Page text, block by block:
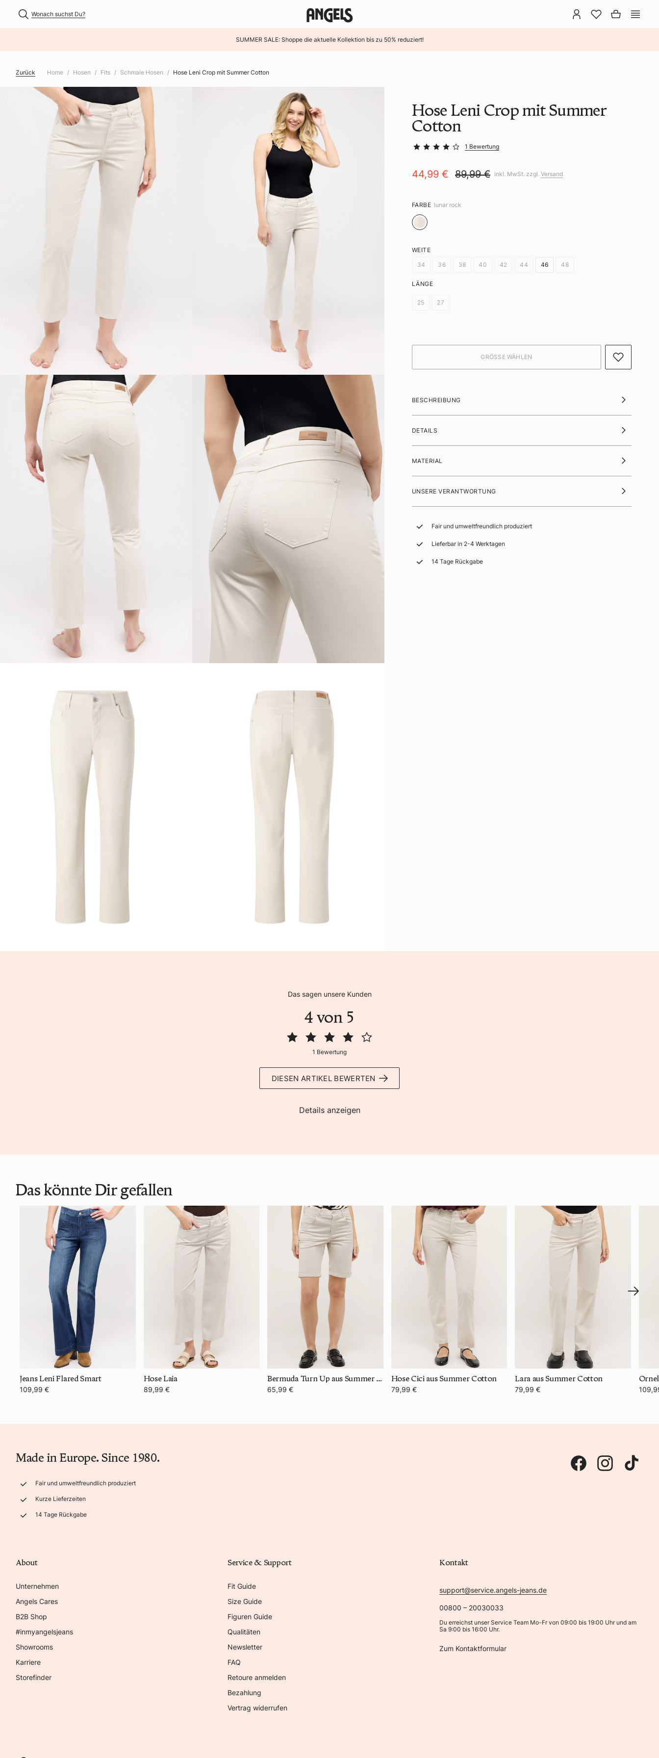
Wonach suchst Du?
SUMMER SALE: Shoppe die aktuelle Kollektion bis zu 50% reduziert!
Zurück Home Hosen Fits Schmale Hosen Hose Leni Crop mit Summer Cotton
Hose Leni Crop mit Summer
Cotton
1 Bewertung
44,99 € 89,99 € inkl. MwSt. zzgl. Versand
FARBE lunar rock
WEITE
34
36 38 40 42 44 46 48
LÄNGE
25 27
BESCHREIBUNG
DETAILS
MATERIAL
UNSERE VERANTWORTUNG
Fair und umweltfreundlich produziert
Lieferbar in 2-4 Werktagen
14 Tage Rückgabe
Das sagen unsere Kunden
4 von 5
1 Bewertung
DIESEN ARTIKEL BEWERTEN
Details anzeigen
Das könnte Dir gefallen
Jeans Leni Flared Smart
109,99 €
Hose Laia
89,99 €
Bermuda Turn Up aus Summer Cotton
65,99 €
Hose Cici aus Summer Cotton
79,99 €
Lara aus Summer Cotton
79,99 €
Made in Europe. Since 1980.
Fair und umweltfreundlich produziert
Kurze Lieferzeiten
14 Tage Rückgabe
About
Unternehmen
Angels Cares
B2B Shop
#inmyangelsjeans
Showrooms
Karriere
Storefinder
Service & Support
Fit Guide
Size Guide
Figuren Guide
Qualitäten
Newsletter
FAQ
Retoure anmelden
Bezahlung
Vertrag widerrufen
Kontakt
support@service.angels-jeans.de
00800 – 20030033
Du erreichst unser Service Team Mo-Fr von 09:00 bis 19:00 Uhr und am
Sa 9:00 bis 16:00 Uhr.
Zum Kontaktformular